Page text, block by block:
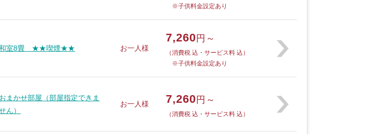
※子供料金設定あり
室8畳 ★★喫煙★★ お一人様
7,260 円～
（消費税 込・サービス料 込）
※子供料金設定あり
おまかせ部屋（部屋指定できま
ん）
お一人様 7,260円～
（消費税 込・サービス料 込）